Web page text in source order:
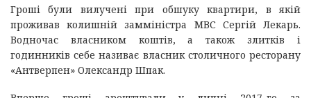
Гроші були вилучені при обшуку квартири, в якій
проживав колишній замміністра МВС Сергій Лекарь.
Водночас власником коштів, а також злитків і
годинників себе називає власник столичного ресторану
«Антверпен» Олександр Шпак.